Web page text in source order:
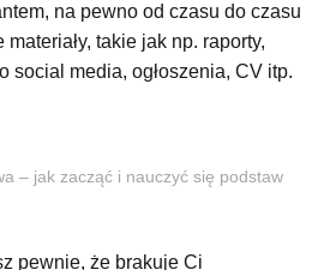
na pewno od czasu do czasu
takie jak np. raporty,
social media, ogłoszenia, CV itp.
– jak zacząć i nauczyć się podstaw
pewnie, że brakuje Ci